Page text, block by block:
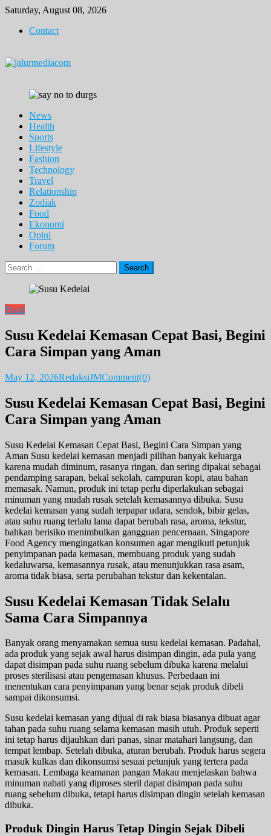
Skip
content
Saturday, August 08, 2026
Contact
News
Health
Sports
Lifestyle
Fashion
Technology
Travel
Relationship
Zodiak
Food
Ekonomi
Opini
Forum
Search
for:
Food
Susu Kedelai Kemasan Cepat Basi, Begini
Cara Simpan yang Aman
May 12, 2026RedaksiJMComment(0)
Susu Kedelai Kemasan Cepat Basi, Begini
Cara Simpan yang Aman
Susu Kedelai Kemasan Cepat Basi, Begini Cara Simpan yang
Aman Susu kedelai kemasan menjadi pilihan banyak keluarga
karena mudah diminum, rasanya ringan, dan sering dipakai sebagai
pendamping sarapan, bekal sekolah, campuran kopi, atau bahan
memasak. Namun, produk ini tetap perlu diperlakukan sebagai
minuman yang mudah rusak setelah kemasannya dibuka. Susu
kedelai kemasan yang sudah terpapar udara, sendok, bibir gelas,
atau suhu ruang terlalu lama dapat berubah rasa, aroma, tekstur,
bahkan berisiko menimbulkan gangguan pencernaan. Singapore
Food Agency mengingatkan konsumen agar mengikuti petunjuk
penyimpanan pada kemasan, membuang produk yang sudah
kedaluwarsa, kemasannya rusak, atau menunjukkan rasa asam,
aroma tidak biasa, serta perubahan tekstur dan kekentalan.
Susu Kedelai Kemasan Tidak Selalu
Sama Cara Simpannya
Banyak orang menyamakan semua susu kedelai kemasan. Padahal,
ada produk yang sejak awal harus disimpan dingin, ada pula yang
dapat disimpan pada suhu ruang sebelum dibuka karena melalui
proses sterilisasi atau pengemasan khusus. Perbedaan ini
menentukan cara penyimpanan yang benar sejak produk dibeli
sampai dikonsumsi.
Susu kedelai kemasan yang dijual di rak biasa biasanya dibuat agar
tahan pada suhu ruang selama kemasan masih utuh. Produk seperti
ini tetap harus dijauhkan dari panas, sinar matahari langsung, dan
tempat lembap. Setelah dibuka, aturan berubah. Produk harus segera
masuk kulkas dan dikonsumsi sesuai petunjuk yang tertera pada
kemasan. Lembaga keamanan pangan Makau menjelaskan bahwa
minuman nabati yang diproses steril dapat disimpan pada suhu
ruang sebelum dibuka, tetapi harus disimpan dingin setelah kemasan
dibuka.
Produk Dingin Harus Tetap Dingin Sejak Dibeli